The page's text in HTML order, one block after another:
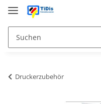
Druckerzubehör